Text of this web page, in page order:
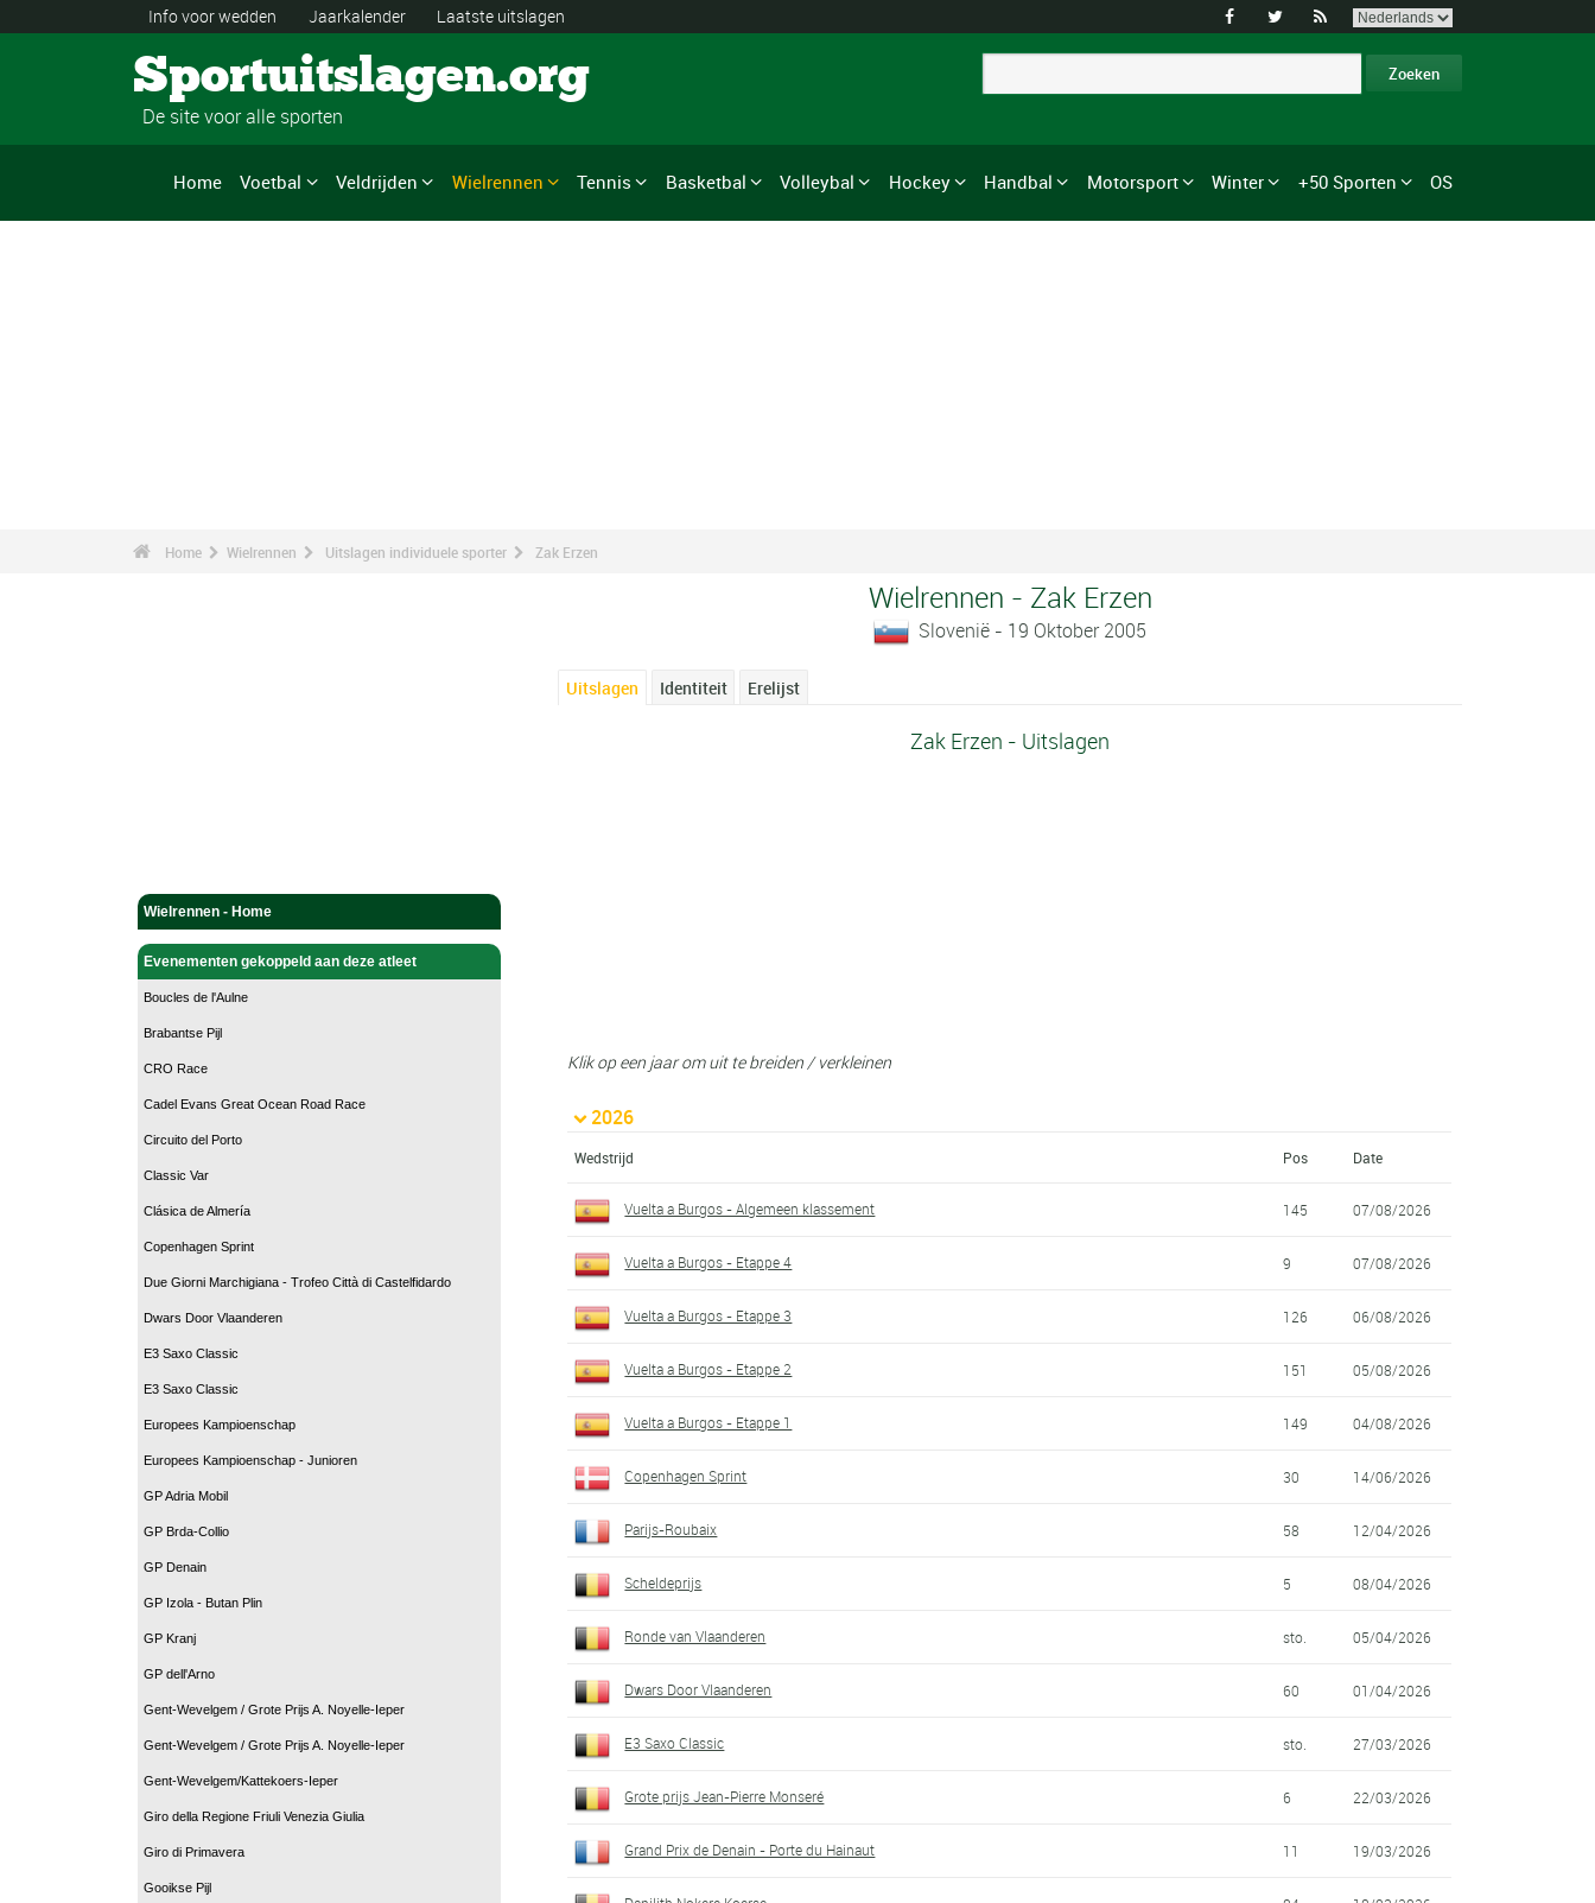
Info voor wedden Jaarkalender Laatste uitslagen   
Sportuitslagen.org
De site voor alle sporten
Home Voetbal Veldrijden Wielrennen Tennis Basketbal Volleybal Hockey Handbal Motorsport Winter +50 Sporten OS
Home Wielrennen Uitslagen individuele sporter Zak Erzen
Wielrennen - Home
Evenementen gekoppeld aan deze atleet
Boucles de l'Aulne
Brabantse Pijl
CRO Race
Cadel Evans Great Ocean Road Race
Circuito del Porto
Classic Var
Clásica de Almería
Copenhagen Sprint
Due Giorni Marchigiana - Trofeo Città di Castelfidardo
Dwars Door Vlaanderen
E3 Saxo Classic
E3 Saxo Classic
Europees Kampioenschap
Europees Kampioenschap - Junioren
GP Adria Mobil
GP Brda-Collio
GP Denain
GP Izola - Butan Plin
GP Kranj
GP dell'Arno
Gent-Wevelgem / Grote Prijs A. Noyelle-Ieper
Gent-Wevelgem / Grote Prijs A. Noyelle-Ieper
Gent-Wevelgem/Kattekoers-Ieper
Giro della Regione Friuli Venezia Giulia
Giro di Primavera
Gooikse Pijl
Wielrennen - Zak Erzen
Slovenië - 19 Oktober 2005
Uitslagen Identiteit Erelijst
Zak Erzen - Uitslagen
Klik op een jaar om uit te breiden / verkleinen
2026
Wedstrijd Pos Date
Vuelta a Burgos - Algemeen klassement 145 07/08/2026
Vuelta a Burgos - Etappe 4 9 07/08/2026
Vuelta a Burgos - Etappe 3 126 06/08/2026
Vuelta a Burgos - Etappe 2 151 05/08/2026
Vuelta a Burgos - Etappe 1 149 04/08/2026
Copenhagen Sprint 30 14/06/2026
Parijs-Roubaix 58 12/04/2026
Scheldeprijs 5 08/04/2026
Ronde van Vlaanderen sto. 05/04/2026
Dwars Door Vlaanderen 60 01/04/2026
E3 Saxo Classic sto. 27/03/2026
Grote prijs Jean-Pierre Monseré 6 22/03/2026
Grand Prix de Denain - Porte du Hainaut 11 19/03/2026